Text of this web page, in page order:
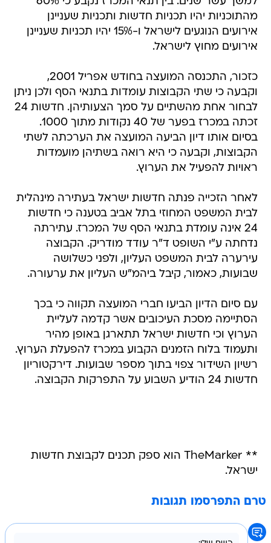
מהתוכניות יהיו תכניות חדשות ותכניות שעניינן
אירועים הנוגעים לישראל ו-15% יהיו תכניות שעניינן
אירועים מחוץ לישראל.
כזכור, התכנסה המועצה בחודש אפריל 2001,
וקבעה כי שתי הקבוצות עומדות בתנאי הסף ולכן ניתן
לבחור אחת מהשתיים על סמך הצעותיהן. חדשות 24
זכתה במכרז בפער של 40 נקודות מתוך 1000.
בסיום אותו דיון הביעה המועצה את הערכתה לשתי
הקבוצות, וקבעה כי היא רואה בשתיהן מועמדות
ראויות להפעיל את הערוץ.
לאחר הזכייה פנתה חדשות ישראל בעתירה מינהלית
לבית המשפט המחוזי בתל אביב בטענה כי חדשות
24 אינה עומדת בתנאי הסף של המכרז. עתירתה
נדחתה ע"י השופט ד"ר עודד מודריק. הקבוצה
עירערה לבית המשפט העליון, ולפני כשלושה
שבועות, כאמור, קיבל ביהמ"ש העליון את ערעורה.
עם סיום הדיון הביעו חברי המועצה תקווה כי בכך
הסתיימה מסכת העיכובים אשר קדמה לעליית
הערוץ וכי חדשות ישראל תתארגן באופן מהיר
ותעמוד בלוח הזמנים הקבוע במכרז להפעלת הערוץ.
רשיון השידור צפוי בתוך מספר שבועות. דירקטוריון
חדשות 24 הודיע השבוע על התפרקות הקבוצה.
** TheMarker הוא ספק תכנים לקבוצת חדשות
ישראל.
טרם התפרסמו תגובות